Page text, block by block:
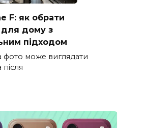
F: як обрати
для дому з
підходом
фото може виглядати